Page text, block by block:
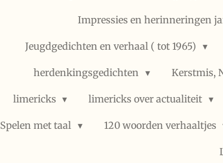
Impressies en herinneringen
Jeugdgedichten en verhaal ( tot 1965)
herdenkingsgedichten Kerstmis,
limericks limericks over actualiteit
Spelen met taal 120 woorden verhaaltjes